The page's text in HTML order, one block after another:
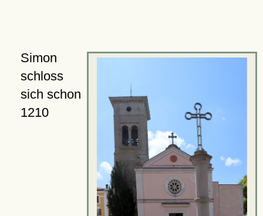
Simon
schloss
sich schon
1210